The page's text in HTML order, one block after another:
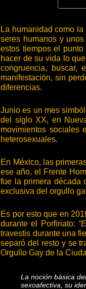
La humanidad como
seres humanos y
estos tiempos el
hacer de su vida lo
congruencia, buscar,
manifestación, sin
diferencias.
Junio es un mes
del siglo XX, en
movimientos sociales
heterosexuales.
En México, las
ese año, el Frente
fue la primera década
exclusiva del orgullo
Es por esto que en
durante el Porfiriato:
travestis durante una
separó del resto y se
Orgullo Gay de la
La noción básica
sexoafectiva, su